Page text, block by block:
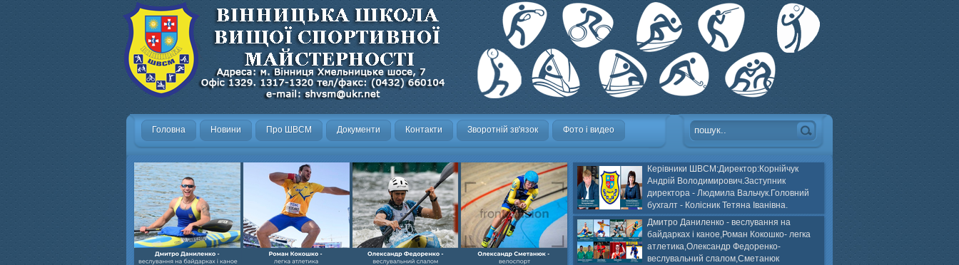
Головна Новини Про ШВСМ Документи Контакти Зворотній зв'язок Фото і видео
Керівники ШВСМ:Директор:Корнійчук
Андрій Володимирович.Заступник
директора - Людмила Вальчук.Головний
бухгалт - Колісник Тетяна Іванівна.
Дмитро Даниленко - веслування на
байдарках і каное,Роман Кокошко- легка
атлетика,Олександр Федоренко-
веслувальний слалом,Сметанюк